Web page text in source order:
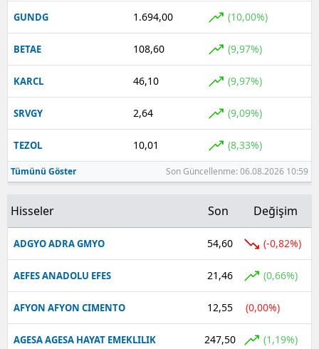
GUNDG 1.694,00 (10,00%)
BETAE 108,60 (9,97%)
KARCL 46,10 (9,97%)
SRVGY 2,64 (9,09%)
TEZOL 10,01 (8,33%)
Tümünü Göster Son Güncellenme: 06.08.2026 10:59
Hisseler Son Değişim
ADGYO ADRA GMYO 54,60 (-0,82%)
AEFES ANADOLU EFES 21,46 (0,66%)
AFYON AFYON CIMENTO 12,55 (0,00%)
AGESA AGESA HAYAT EMEKLILIK 247,50 (1,19%)